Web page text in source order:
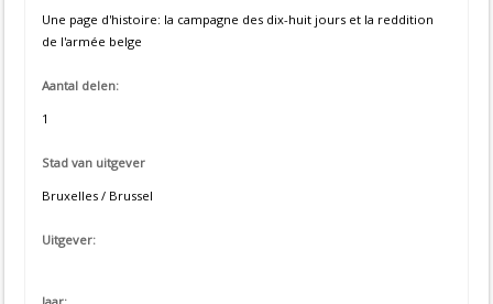
Une page d'histoire: la campagne des dix-huit jours et la reddition
de l'armée belge
Aantal delen:
1
Stad van uitgever
Bruxelles / Brussel
Uitgever: